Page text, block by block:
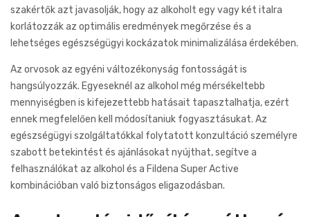
szakértők azt javasolják, hogy az alkoholt egy vagy két italra
korlátozzák az optimális eredmények megőrzése és a
lehetséges egészségügyi kockázatok minimalizálása érdekében.
Az orvosok az egyéni változékonyság fontosságát is
hangsúlyozzák. Egyeseknél az alkohol még mérsékeltebb
mennyiségben is kifejezettebb hatásait tapasztalhatja, ezért
ennek megfelelően kell módosítaniuk fogyasztásukat. Az
egészségügyi szolgáltatókkal folytatott konzultáció személyre
szabott betekintést és ajánlásokat nyújthat, segítve a
felhasználókat az alkohol és a Fildena Super Active
kombinációban való biztonságos eligazodásban.